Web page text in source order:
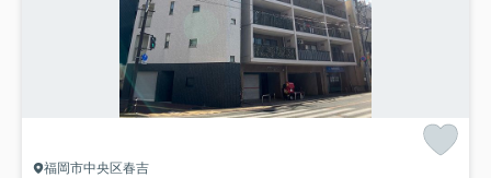
福岡市中央区春吉